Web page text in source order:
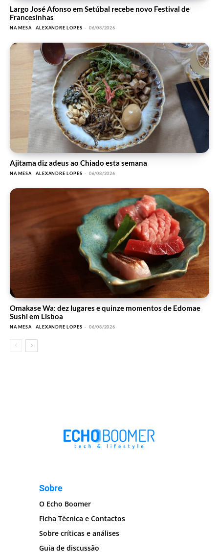
Largo José Afonso em Setúbal recebe novo Festival de
Francesinhas
NA MESA ALEXANDRE LOPES - 06/08/2026
Ajitama diz adeus ao Chiado esta semana
NA MESA ALEXANDRE LOPES - 06/08/2026
Omakase Wa: dez lugares e quinze momentos de Edomae
Sushi em Lisboa
NA MESA ALEXANDRE LOPES - 06/08/2026
Sobre
O Echo Boomer
Ficha Técnica e Contactos
Sobre críticas e análises
Guia de discussão